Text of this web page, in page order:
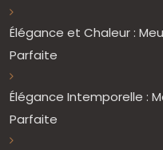
Élégance et Chaleur :
Parfaite
Élégance Intemporelle :
Parfaite